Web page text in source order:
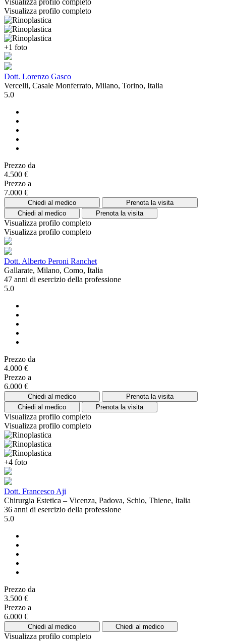
Visualizza profilo completo
+1 foto
Dott. Lorenzo Gasco
Vercelli, Casale Monferrato, Milano, Torino, Italia
5.0
Prezzo da
4.500 €
Prezzo a
7.000 €
Chiedi al medico
Prenota la visita
Chiedi al medico
Prenota la visita
Visualizza profilo completo
Visualizza profilo completo
Dott. Alberto Peroni Ranchet
Gallarate, Milano, Como, Italia
47 anni di esercizio della professione
5.0
Prezzo da
4.000 €
Prezzo a
6.000 €
Chiedi al medico
Prenota la visita
Chiedi al medico
Prenota la visita
Visualizza profilo completo
Visualizza profilo completo
+4 foto
Dott. Francesco Aji
Chirurgia Estetica – Vicenza, Padova, Schio, Thiene, Italia
36 anni di esercizio della professione
5.0
Prezzo da
3.500 €
Prezzo a
6.000 €
Chiedi al medico Chiedi al medico
Visualizza profilo completo